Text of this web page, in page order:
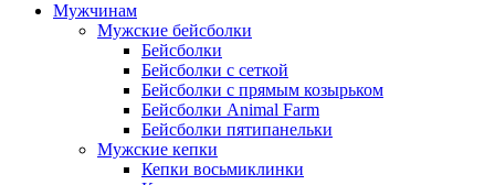
Мужчинам
Мужские бейсболки
Бейсболки
Бейсболки с сеткой
Бейсболки с прямым козырьком
Бейсболки Animal Farm
Бейсболки пятипанельки
Мужские кепки
Кепки восьмиклинки